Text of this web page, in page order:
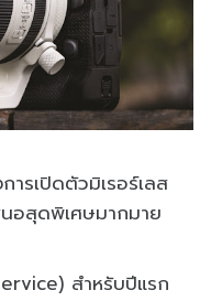
ารเปิดตัวมิเรอร์เลส
อสุดพิเศษมากมาย
สำหรับปีแรก